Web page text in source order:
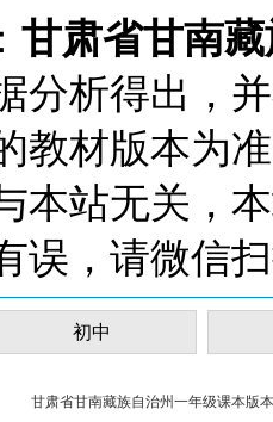
甘肃省甘南
分析得出，
教材版本为
本站无关，
误，请微信
初中
甘肃省甘南藏族自治州一年级课本版本